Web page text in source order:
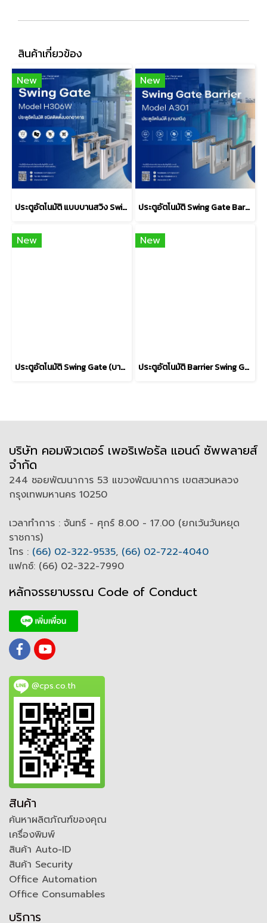
สินค้าเกี่ยวข้อง
New
ประตูอัตโนมัติ แบบบานสวิง Swing Gate รุ่น H306W (Outdoor)
New
ประตูอัตโนมัติ Swing Gate Barrier (บานสวิง) รุ่น A301
New
ประตูอัตโนมัติ Swing Gate (บานสวิง) รุ่น A306
New
ประตูอัตโนมัติ Barrier Swing Gate (บานสวิง) รุ่น LA3218
บริษัท คอมพิวเตอร์ เพอริเฟอรัล แอนด์ ซัพพลายส์
จำกัด
244 ซอยพัฒนาการ 53 แขวงพัฒนาการ เขตสวนหลวง
กรุงเทพมหานคร 10250
เวลาทำการ : จันทร์ - ศุกร์ 8.00 - 17.00 (ยกเว้นวันหยุด
ราชการ)
โทร : (66) 02-322-9535, (66) 02-722-4040
แฟกซ์: (66) 02-322-7990
หลักจรรยาบรรณ Code of Conduct
@cps.co.th
สินค้า
ค้นหาผลิตภัณฑ์ของคุณ
เครื่องพิมพ์
สินค้า Auto-ID
สินค้า Security
Office Automation
Office Consumables
บริการ